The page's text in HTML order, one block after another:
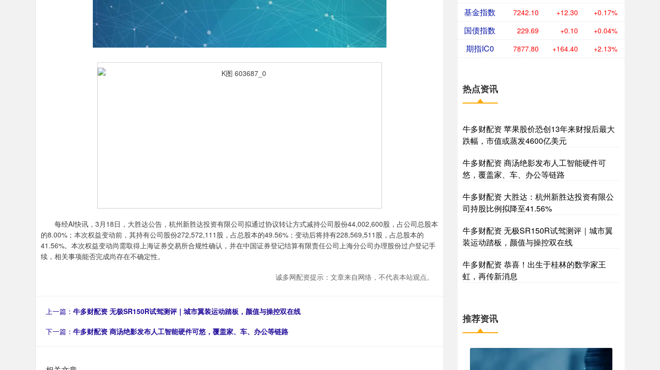
每经AI快讯，3月18日，大胜达公告，杭州新胜达投资有限公司拟通过协议转让方式减持公司股份44,002,600股，占公司总股本
的8.00%；本次权益变动前，其持有公司股份272,572,111股，占总股本的49.56%；变动后将持有228,569,511股，占总股本的
41.56%。本次权益变动尚需取得上海证券交易所合规性确认，并在中国证券登记结算有限责任公司上海分公司办理股份过户登记手
续，相关事项能否完成尚存在不确定性。
诚多网配资提示：文章来自网络，不代表本站观点。
上一篇： 牛多财配资 无极SR150R试驾测评｜城市翼装运动踏板，颜值与操控双在线
下一篇： 牛多财配资 商汤绝影发布人工智能硬件可悠，覆盖家、车、办公等链路
基金指数 7242.10 +12.30 +0.17%
国债指数 229.69 +0.10 +0.04%
期指IC0 7877.80 +164.40 +2.13%
热点资讯
牛多财配资 苹果股价恐创13年来财报后最大
跌幅，市值或蒸发4600亿美元
牛多财配资 商汤绝影发布人工智能硬件可
悠，覆盖家、车、办公等链路
牛多财配资 大胜达：杭州新胜达投资有限公
司持股比例拟降至41.56%
牛多财配资 无极SR150R试驾测评｜城市翼
装运动踏板，颜值与操控双在线
牛多财配资 恭喜！出生于桂林的数学家王
虹，再传新消息
推荐资讯